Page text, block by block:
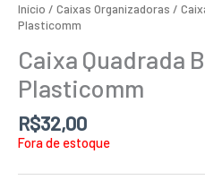
Início / Caixas Organizadoras /
Plasticomm
Caixa Quadrada
Plasticomm
R$32,00
Fora de estoque